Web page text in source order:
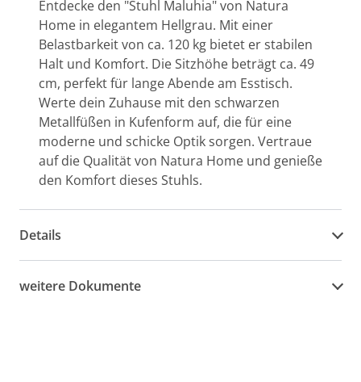
Entdecke den "Stuhl Maluhia" von Natura
Home in elegantem Hellgrau. Mit einer
Belastbarkeit von ca. 120 kg bietet er stabilen
Halt und Komfort. Die Sitzhöhe beträgt ca. 49
cm, perfekt für lange Abende am Esstisch.
Werte dein Zuhause mit den schwarzen
Metallfüßen in Kufenform auf, die für eine
moderne und schicke Optik sorgen. Vertraue
auf die Qualität von Natura Home und genieße
den Komfort dieses Stuhls.
Details
weitere Dokumente